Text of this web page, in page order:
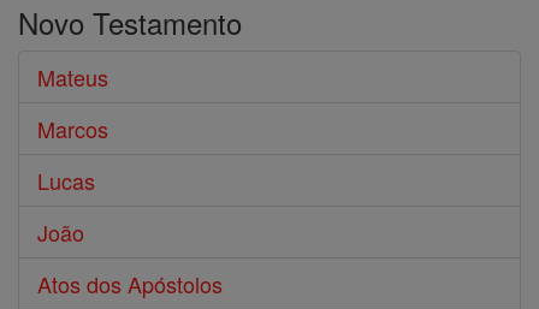
Bíblia
Novo Testamento
Mateus
Marcos
Lucas
João
Atos dos Apóstolos